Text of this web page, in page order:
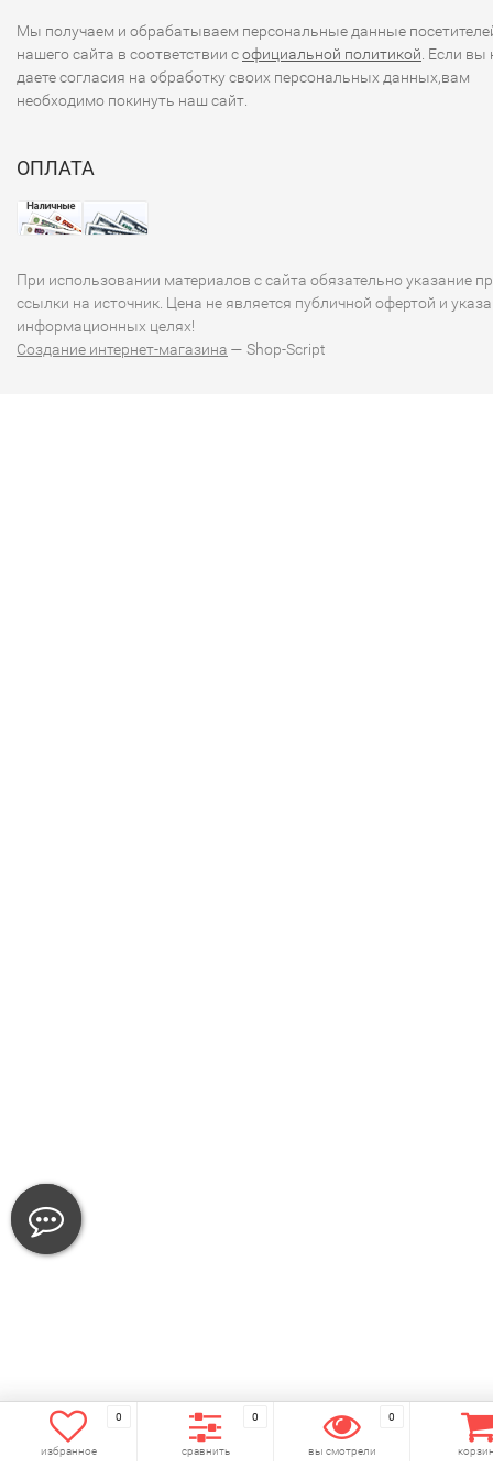
Мы получаем и обрабатываем персональные данные
нашего сайта в соответствии софициальной политикой . Если вы
даете согласия на обработку своих персональных данных,вам
необходимо покинуть наш сайт.
ОПЛАТА
При использовании материалов с сайта обязательно указание
ссылки на источник. Цена не является публичной офертой и
информационных целях!
Создание интернет-магазина — Shop-Script
0
избранное
0
сравнить
0
вы смотрели